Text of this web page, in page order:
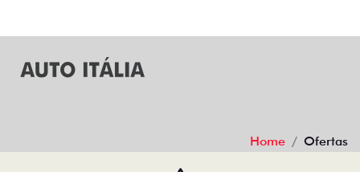
Home Ofertas